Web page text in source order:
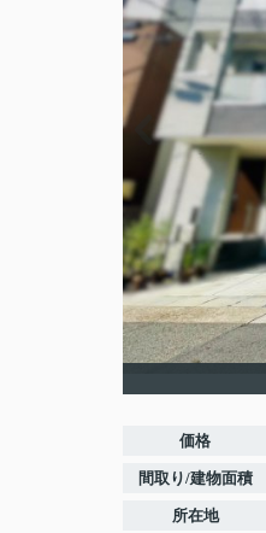
価格
間取り/建物面積
所在地